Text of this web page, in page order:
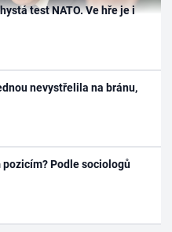
test NATO. Ve hře je i
nevystřelila na bránu,
pozicím? Podle sociologů